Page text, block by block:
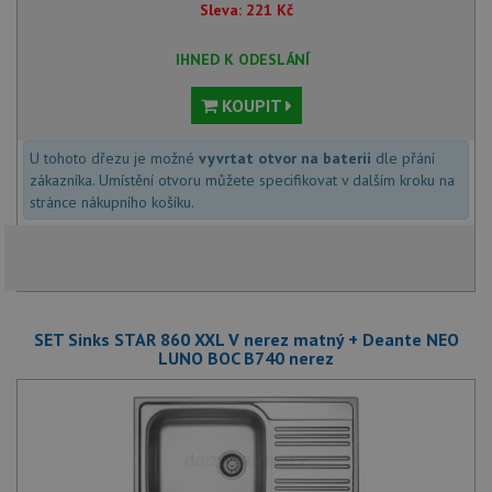
Sleva: 221 Kč
IHNED K ODESLÁNÍ
KOUPIT
U tohoto dřezu je možné vyvrtat otvor na baterii dle přání
zákazníka. Umístění otvoru můžete specifikovat v dalším kroku na
stránce nákupního košíku.
SET Sinks STAR 860 XXL V nerez matný + Deante NEO
LUNO BOC B740 nerez